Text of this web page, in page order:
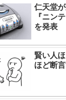
仁天堂
『ニン
を発表
賢い人
ほど断